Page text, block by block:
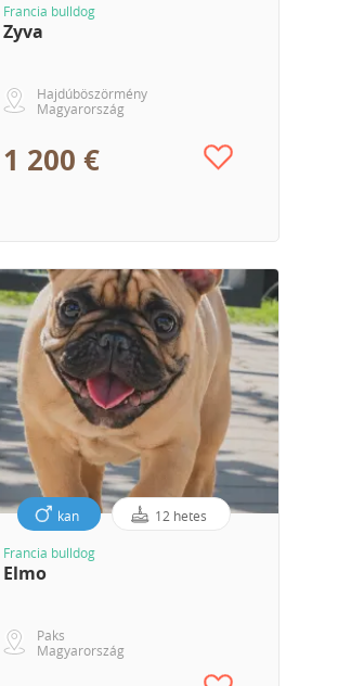
Francia bulldog
Zyva
Hajdúböszörmény
Magyarország
1 200 €
kan 12 hetes
Francia bulldog
Elmo
Paks
Magyarország